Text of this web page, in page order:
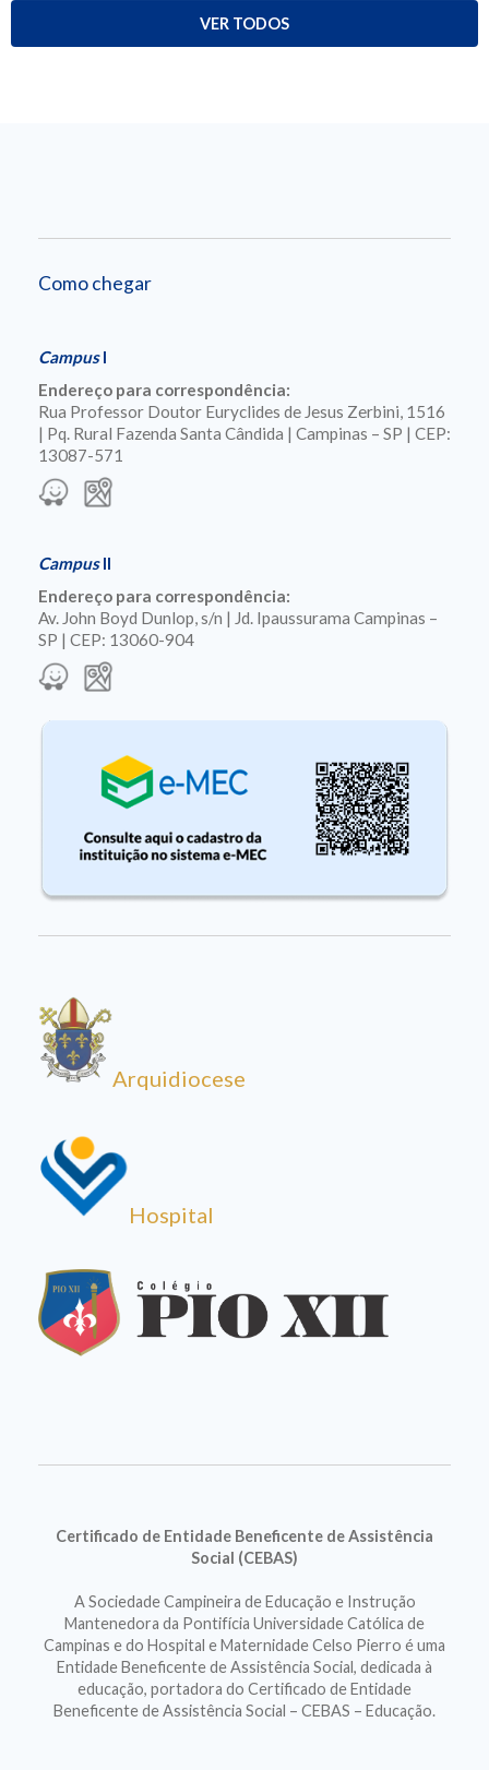
VER TODOS
Como chegar
CampusI
Endereço para correspondência:
Rua Professor Doutor Euryclides de Jesus Zerbini, 1516
| Pq. Rural Fazenda Santa Cândida | Campinas – SP | CEP:
13087-571
CampusII
Endereço para correspondência:
Av. John Boyd Dunlop, s/n | Jd. Ipaussurama Campinas –
SP | CEP: 13060-904
Arquidiocese
Hospital
Certificado de Entidade Beneficente de Assistência
Social (CEBAS)
A Sociedade Campineira de Educação e Instrução
Mantenedora da Pontifícia Universidade Católica de
Campinas e do Hospital e Maternidade Celso Pierro é uma
Entidade Beneficente de Assistência Social, dedicada à
educação, portadora do Certificado de Entidade
Beneficente de Assistência Social – CEBAS – Educação.